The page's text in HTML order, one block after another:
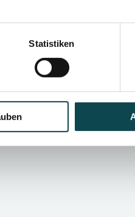
Statistiken
kann zu einem
Gesicht und einer
verhelfen.